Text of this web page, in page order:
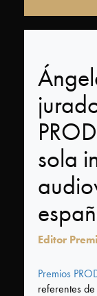
Premios
PRODU
FAQ
somos?
sola
Editor
Premios
referentes